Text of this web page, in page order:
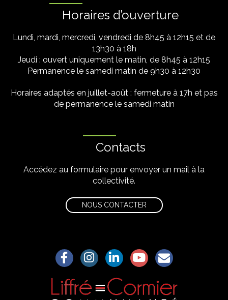
Horaires d’ouverture
Lundi, mardi, mercredi, vendredi de 8h45 à 12h15 et de
13h30 à 18h
Jeudi : ouvert uniquement le matin, de 8h45 à 12h15
Permanence le samedi matin de 9h30 à 12h30
Horaires adaptés en juillet-août : fermeture à 17h et pas
de permanence le samedi matin
Contacts
Accédez au formulaire pour envoyer un mail à la
collectivité.
NOUS CONTACTER
Lien vers le compte Facebook
Lien vers le compte Instagram
Lien vers le compte Linkedin
Lien vers la chaîne
S'aWonner à